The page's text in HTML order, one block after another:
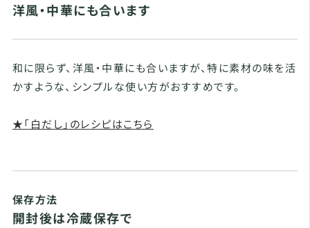
洋風・中華にも合います
和に限らず、洋風・中華にも合いますが、特に素材の味を活
かすような、シンプルな使い方がおすすめです。
★「白だし」のレシピはこちら
保存方法
開封後は冷蔵保存で